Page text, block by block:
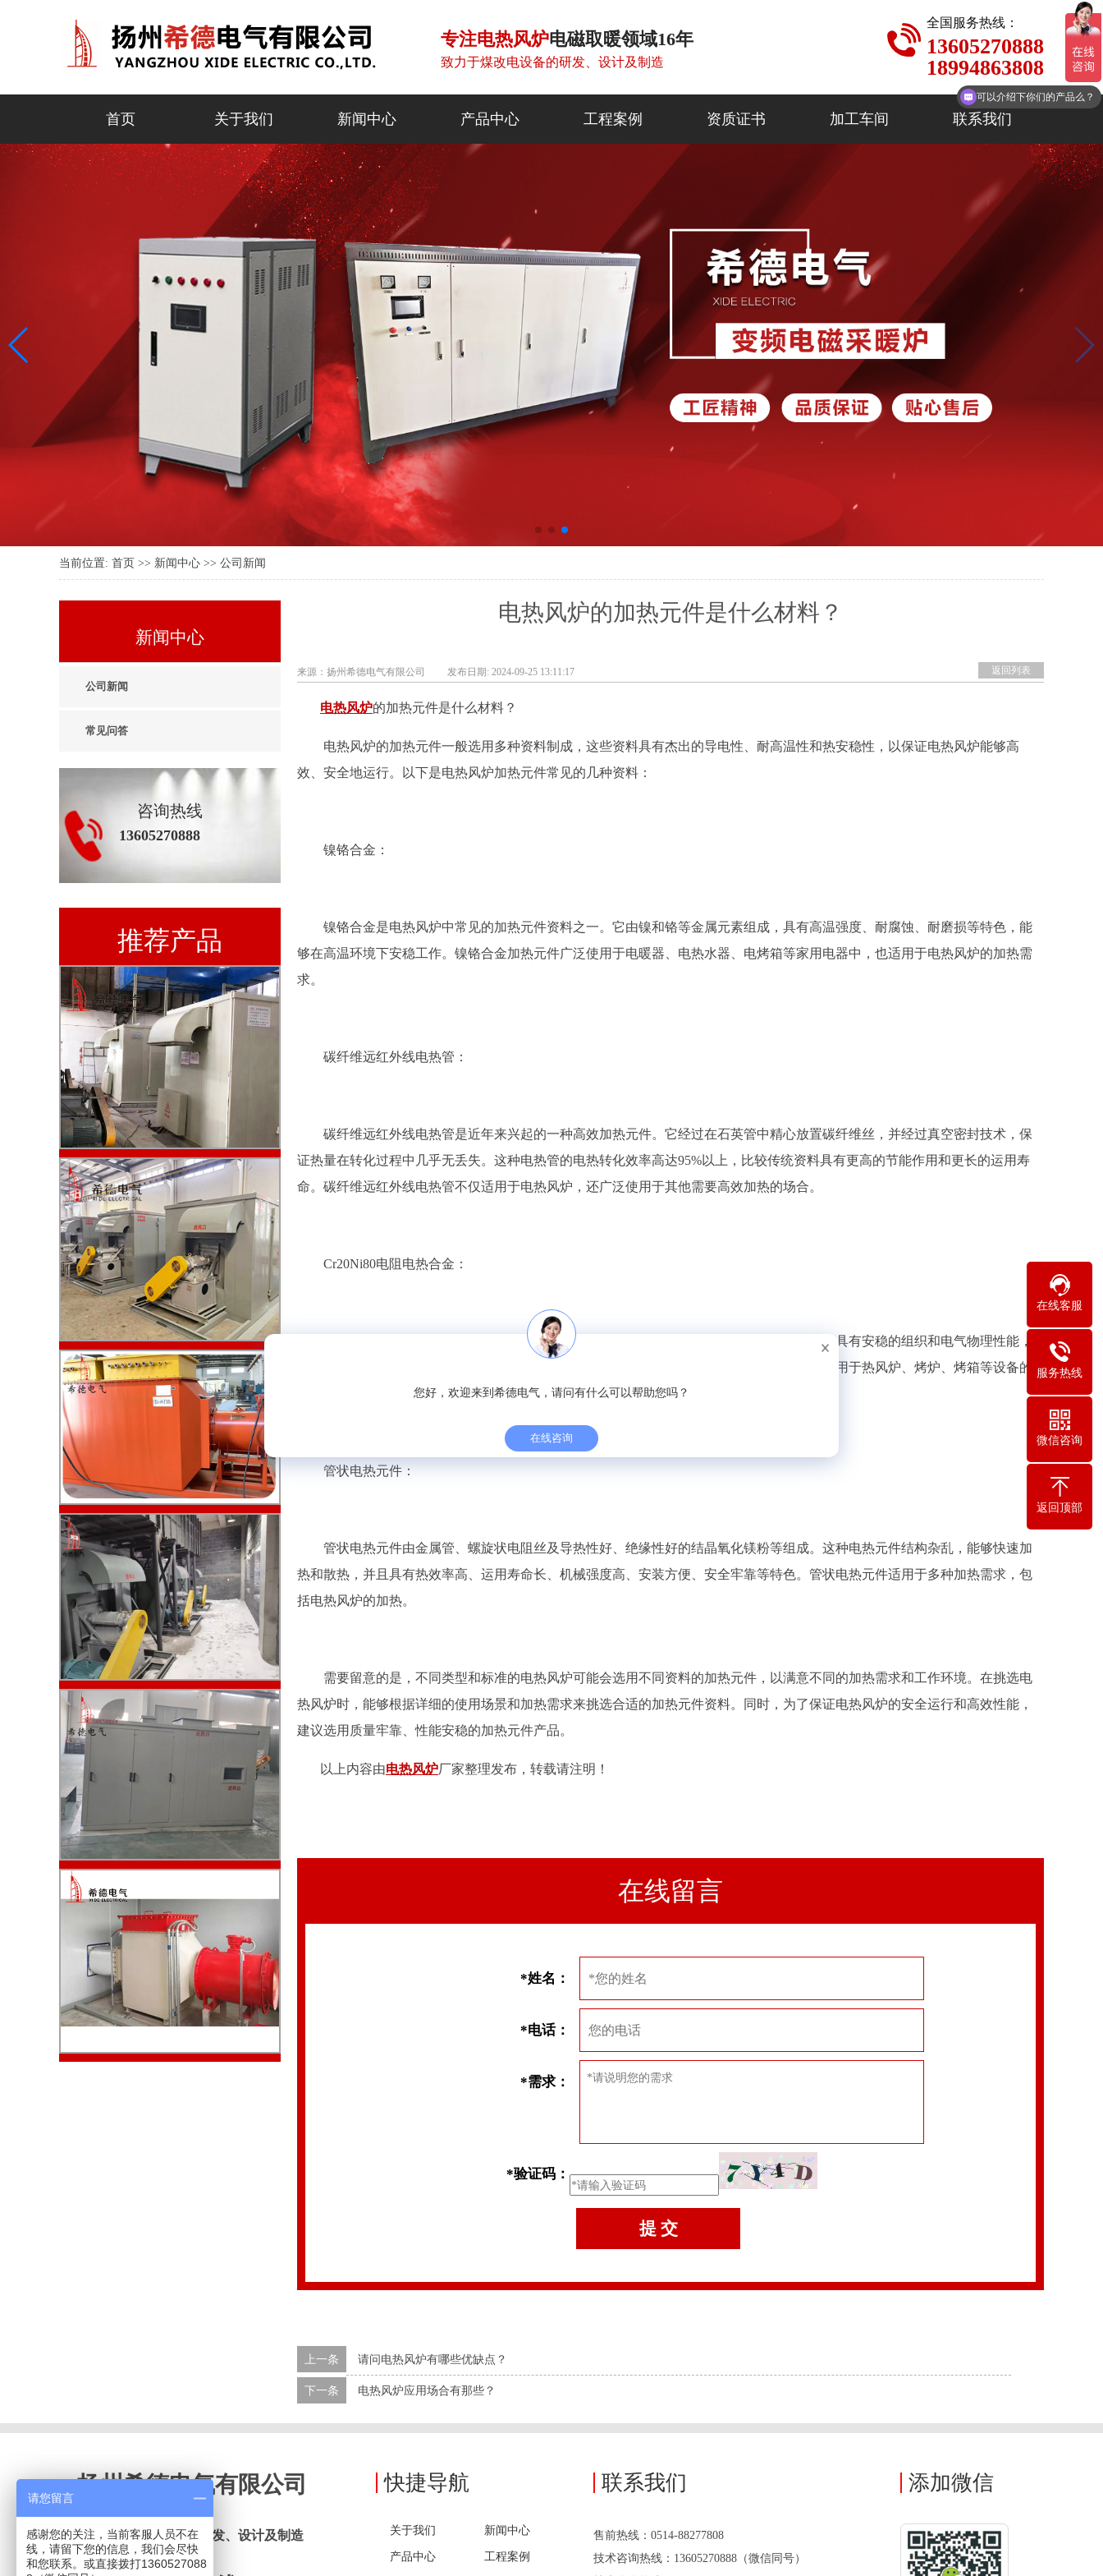
专注电热风炉电磁取暖领域16年
致力于煤改电设备的研发、设计及制造
全国服务热线：
13605270888
18994863808
首页 关于我们 新闻中心 产品中心 工程案例 资质证书 加工车间 联系我们
当前位置: 首页 >> 新闻中心 >> 公司新闻
电热风炉的加热元件是什么材料？
返回列表
来源：扬州希德电气有限公司 发布日期: 2024-09-25 13:11:17
电热风炉的加热元件是什么材料？
电热风炉的加热元件一般选用多种资料制成，这些资料具有杰出的导电性、耐高温性和热安稳性，以保证电热风炉能够高
效、安全地运行。以下是电热风炉加热元件常见的几种资料：
镍铬合金：
镍铬合金是电热风炉中常见的加热元件资料之一。它由镍和铬等金属元素组成，具有高温强度、耐腐蚀、耐磨损等特色，能
够在高温环境下安稳工作。镍铬合金加热元件广泛使用于电暖器、电热水器、电烤箱等家用电器中，也适用于电热风炉的加热需
求。
碳纤维远红外线电热管：
碳纤维远红外线电热管是近年来兴起的一种高效加热元件。它经过在石英管中精心放置碳纤维丝，并经过真空密封技术，保
证热量在转化过程中几乎无丢失。这种电热管的电热转化效率高达95%以上，比较传统资料具有更高的节能作用和更长的运用寿
命。碳纤维远红外线电热管不仅适用于电热风炉，还广泛使用于其他需要高效加热的场合。
Cr20Ni80电阻电热合金：
Cr20Ni80电阻电热合金是一种被广泛使用于制造家用电器和低温加热元件的合金资料。它具有安稳的组织和电气物理性能，
高温力学性能优良，焊接性好，冷变形塑性佳，长期运用寿命长。Cr20Ni80电阻电热合金广泛用于热风炉、烤炉、烤箱等设备的
制造中，能够提供安稳的加热作用。
管状电热元件：
管状电热元件由金属管、螺旋状电阻丝及导热性好、绝缘性好的结晶氧化镁粉等组成。这种电热元件结构杂乱，能够快速加
热和散热，并且具有热效率高、运用寿命长、机械强度高、安装方便、安全牢靠等特色。管状电热元件适用于多种加热需求，包
括电热风炉的加热。
需要留意的是，不同类型和标准的电热风炉可能会选用不同资料的加热元件，以满意不同的加热需求和工作环境。在挑选电
热风炉时，能够根据详细的使用场景和加热需求来挑选合适的加热元件资料。同时，为了保证电热风炉的安全运行和高效性能，
建议选用质量牢靠、性能安稳的加热元件产品。
以上内容由电热风炉厂家整理发布，转载请注明！
在线留言
*姓名：
*电话：
*需求：
*验证码：
上一条 请问电热风炉有哪些优缺点？
下一条 电热风炉应用场合有那些？
新闻中心
公司新闻
常见问答
咨询热线
13605270888
推荐产品
扬州希德电气有限公司
致力于煤改电设备的研发、设计及制造
快捷导航
关于我们
新闻中心
产品中心
工程案例
联系我们
售前热线：0514-88277808
技术咨询热线：13605270888（微信同号）
添加微信
在线客服
服务热线
微信咨询
返回顶部
可以介绍下你们的产品么？
请您留言
感谢您的关注，当前客服人员不在
线，请留下您的信息，我们会尽快
和您联系。或直接拨打1360527088
您好，欢迎来到希德电气，请问有什么可以帮助您吗？
在线咨询